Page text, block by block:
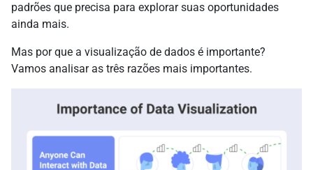
padrões que precisa para explorar suas oportunidades
ainda mais.
Mas por que a visualização de dados é importante?
Vamos analisar as três razões mais importantes.